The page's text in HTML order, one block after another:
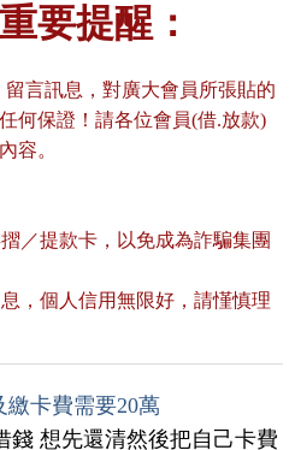
要提醒：
言訊息，對廣大會員所張貼的
何保證！請各位會員(借.放款)
容。
／提款卡，以免成為詐騙集團
，個人信用無限好，請慬慎理
繳卡費需要20萬
錢 想先還清然後把自己卡費